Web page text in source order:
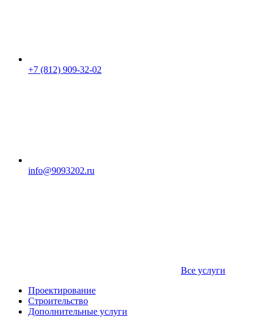
+7 (812) 909-32-02
info@9093202.ru
Все услуги
Проектирование
Строительство
Дополнительные услуги